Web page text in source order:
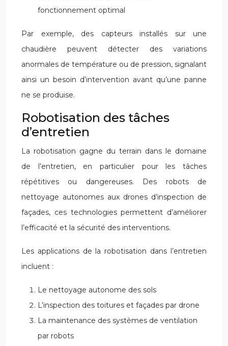
fonctionnement optimal
Par exemple, des capteurs installés sur une
chaudière peuvent détecter des variations
anormales de température ou de pression, signalant
ainsi un besoin d’intervention avant qu’une panne
ne se produise.
Robotisation des tâches
d’entretien
La robotisation gagne du terrain dans le domaine
de l’entretien, en particulier pour les tâches
répétitives ou dangereuses. Des robots de
nettoyage autonomes aux drones d’inspection de
façades, ces technologies permettent d’améliorer
l’efficacité et la sécurité des interventions.
Les applications de la robotisation dans l’entretien
incluent :
Le nettoyage autonome des sols
L’inspection des toitures et façades par drone
La maintenance des systèmes de ventilation
par robots